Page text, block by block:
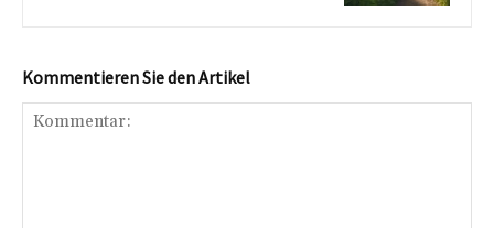
Kommentieren Sie den Artikel